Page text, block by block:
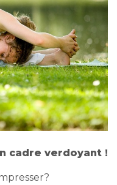
cadre verdoyant !